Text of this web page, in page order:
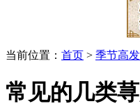
当前位置： 首页 > 季节高
常见的几类